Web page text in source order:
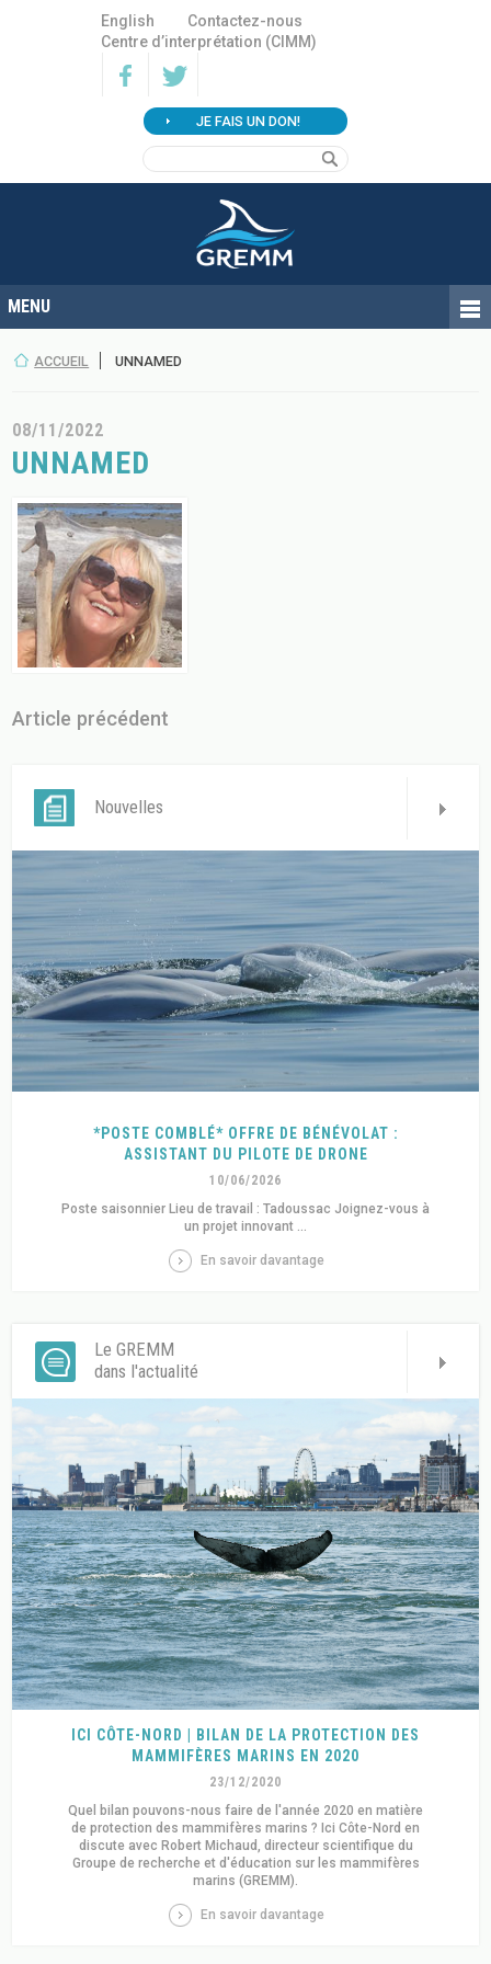
English
Contactez-nous
Centre d’interprétation (CIMM)
JE FAIS UN DON!
ACCUEIL UNNAMED
08/11/2022
UNNAMED
Article précédent
Nouvelles
*POSTE COMBLÉ* OFFRE DE BÉNÉVOLAT :
ASSISTANT DU PILOTE DE DRONE
10/06/2026
Poste saisonnier Lieu de travail : Tadoussac Joignez-vous à
un projet innovant ...
En savoir davantage
Le GREMM
dans l'actualité
ICI CÔTE-NORD | BILAN DE LA PROTECTION DES
MAMMIFÈRES MARINS EN 2020
23/12/2020
Quel bilan pouvons-nous faire de l'année 2020 en matière
de protection des mammifères marins ? Ici Côte-Nord en
discute avec Robert Michaud, directeur scientifique du
Groupe de recherche et d'éducation sur les mammifères
marins (GREMM).
En savoir davantage